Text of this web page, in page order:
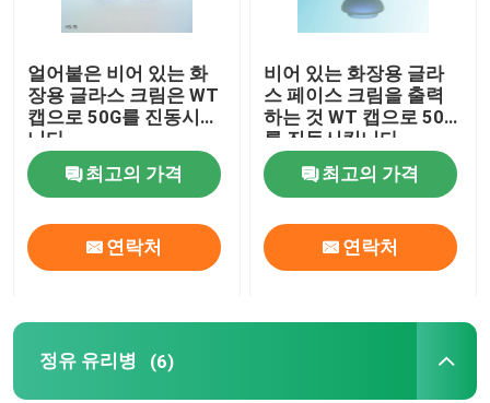
얼어붙은 비어 있는 화
장용 글라스 크림은 WT
캡으로 50G를 진동시킵
니다
최고의 가격
연락처
비어 있는 화장용 글라
스 페이스 크림을 출력
하는 것 WT 캡으로 50G
를 진동시킵니다
최고의 가격
연락처
정유 유리병 (6)